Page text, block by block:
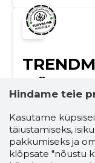
OÜ
Krediidiskoor:
Maineskoor:
Töötajaid: 27
Prognooskäive
Hindame teie
Kasutame
täiustamiseks,
pakkumiseks ja
klõpsate "nõustu